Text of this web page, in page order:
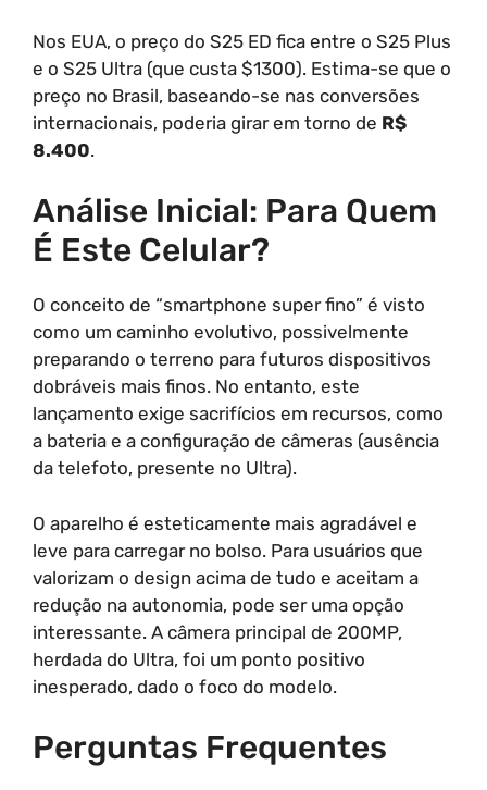
Nos EUA, o preço do S25 ED fica entre o S25 Plus
e o S25 Ultra (que custa $1300). Estima-se que o
preço no Brasil, baseando-se nas conversões
internacionais, poderia girar em torno de R$
8.400.
Análise Inicial: Para Quem
É Este Celular?
O conceito de “smartphone super fino” é visto
como um caminho evolutivo, possivelmente
preparando o terreno para futuros dispositivos
dobráveis mais finos. No entanto, este
lançamento exige sacrifícios em recursos, como
a bateria e a configuração de câmeras (ausência
da telefoto, presente no Ultra).
O aparelho é esteticamente mais agradável e
leve para carregar no bolso. Para usuários que
valorizam o design acima de tudo e aceitam a
redução na autonomia, pode ser uma opção
interessante. A câmera principal de 200MP,
herdada do Ultra, foi um ponto positivo
inesperado, dado o foco do modelo.
Perguntas Frequentes